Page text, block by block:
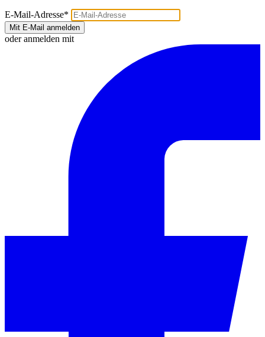
E-Mail-Adresse*
Mit E-Mail anmelden
oder anmelden mit